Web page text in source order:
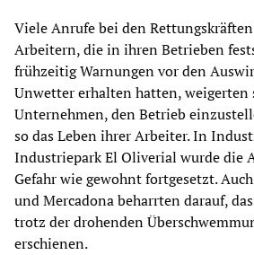
Viele Anrufe bei den
Arbeitern, die in ihren Betrieben
frühzeitig Warnungen vor den
Unwetter erhalten hatten, weigerten
Unternehmen, den Betrieb
so das Leben ihrer Arbeiter. In
Industriepark El Oliverial wurde die
Gefahr wie gewohnt fortgesetzt.
und Mercadona beharrten darauf,
trotz der drohenden
erschienen.